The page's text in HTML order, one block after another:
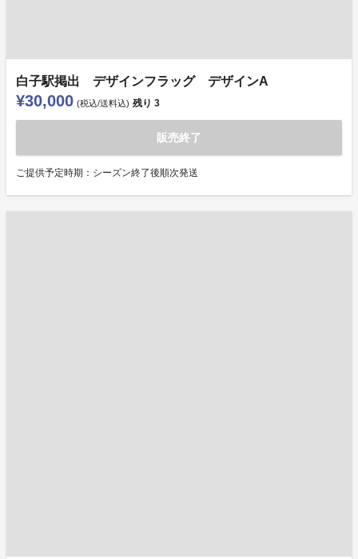
白子駅掲出 デザインフラッグ デザインA
¥30,000 (税込/送料込) 残り 3
販売終了
ご提供予定時期：シーズン終了後順次発送